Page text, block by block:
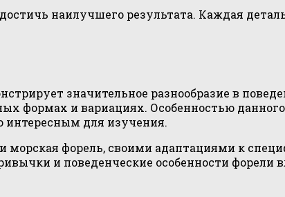
наилучшего результата. Каждая
значительное разнообразие в
формах и вариациях. Особенностью
интересным для изучения.
морская форель, своими адаптациями к
и поведенческие особенности форели